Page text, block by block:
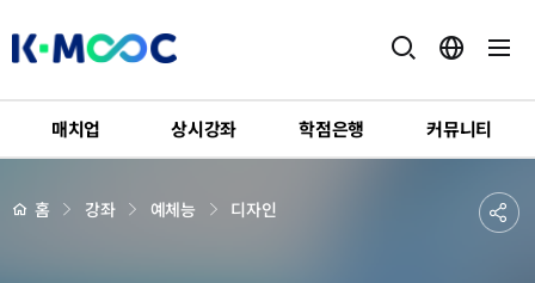
K-
매치업 상시강좌 학점은행 커뮤니티
강
세하
위 홈 강좌 예체능 디자인
공